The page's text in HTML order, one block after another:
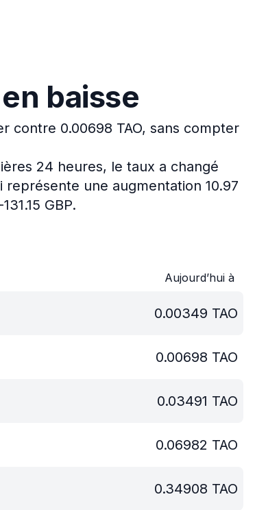
baisse
contre 0.00698 TAO, sans compter
24 heures, le taux a changé
représente une augmentation 10.97
GBP.
Aujourd’hui à
0.00349 TAO
0.00698 TAO
0.03491 TAO
0.06982 TAO
0.34908 TAO